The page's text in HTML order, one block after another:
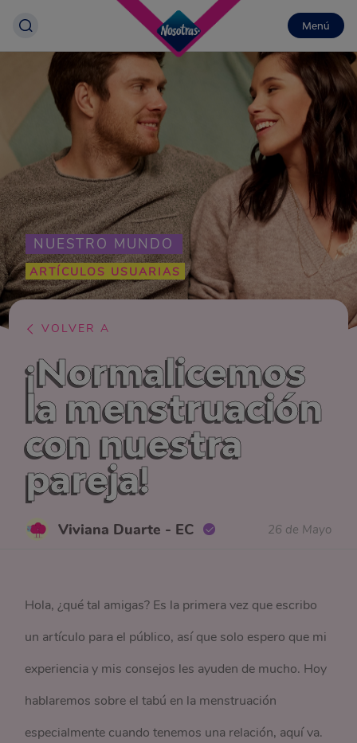
Menú
NUESTRO MUNDO
ARTÍCULOS USUARIAS
VOLVER A
¡Normalicemos
la menstruación
con nuestra
pareja!
Viviana Duarte - EC 26 de Mayo
Hola, ¿qué tal amigas? Es la primera vez que escribo
un artículo para el público, así que solo espero que mi
experiencia y mis consejos les ayuden de mucho. Hoy
hablaremos sobre el tabú en la menstruación
especialmente cuando tenemos una relación, aquí va.